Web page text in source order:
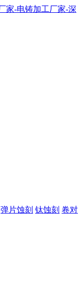
弹片蚀刻 钛蚀刻 卷对